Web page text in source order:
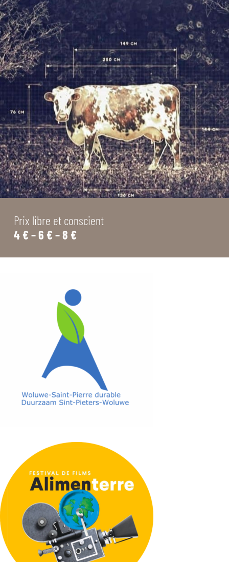
Prix libre et conscient
4 € – 6 € – 8 €